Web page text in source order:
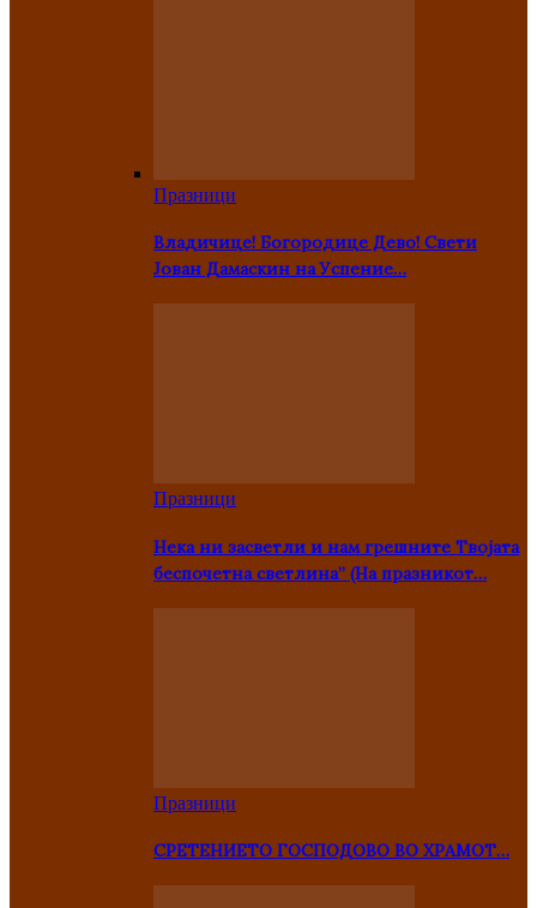
Празници
Владичице! Богородице Дево! Свети
Јован Дамаскин на Успение…
Празници
Нека ни засветли и нам грешните Твојата
беспочетна светлина” (На празникот…
Празници
СРЕТЕНИЕТО ГОСПОДОВО ВО ХРАМОТ…